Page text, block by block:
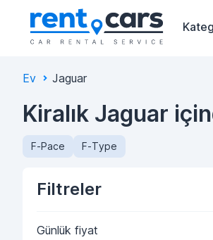
Ev Jaguar
Kiralık Jaguar
F-Pace F-Type
Filtreler
Günlük fiyat